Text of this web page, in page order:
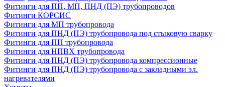
Фитинги для ПП, МП, ПНД (ПЭ) трубопроводов
Фитинги КОРСИС
Фитинги для МП трубопровода
Фитинги для ПНД (ПЭ) трубопровода под стыковую сварку
Фитинги для ПП трубопровода
Фитинги для НПВХ трубопровода
Фитинги для ПНД (ПЭ) трубопровода компрессионные
Фитинги для ПНД (ПЭ) трубопровода с закладными эл.
нагревателями